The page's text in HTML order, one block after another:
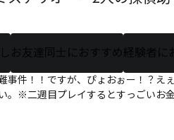
お友達同士におすすめ経験者に
事件！！ですが、ぴょおぉー！？
。※二週目プレイするとすっごいお金